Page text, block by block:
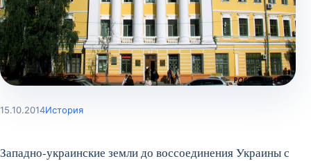
15.10.2014История
Западно-украинские земли до воссоединения Украины с